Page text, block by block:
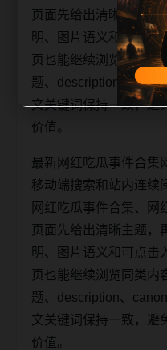
页面先给出清晰主题，
明、图片语义和可点击
页也能继续浏览同类内
题、description、
文关键词保持一致，避
价值。
最新网红吃瓜事件合集
移动端搜索和站内连续
网红吃瓜事件合集、网
页面先给出清晰主题，
明、图片语义和可点击
页也能继续浏览同类内
题、description、
文关键词保持一致，避
价值。